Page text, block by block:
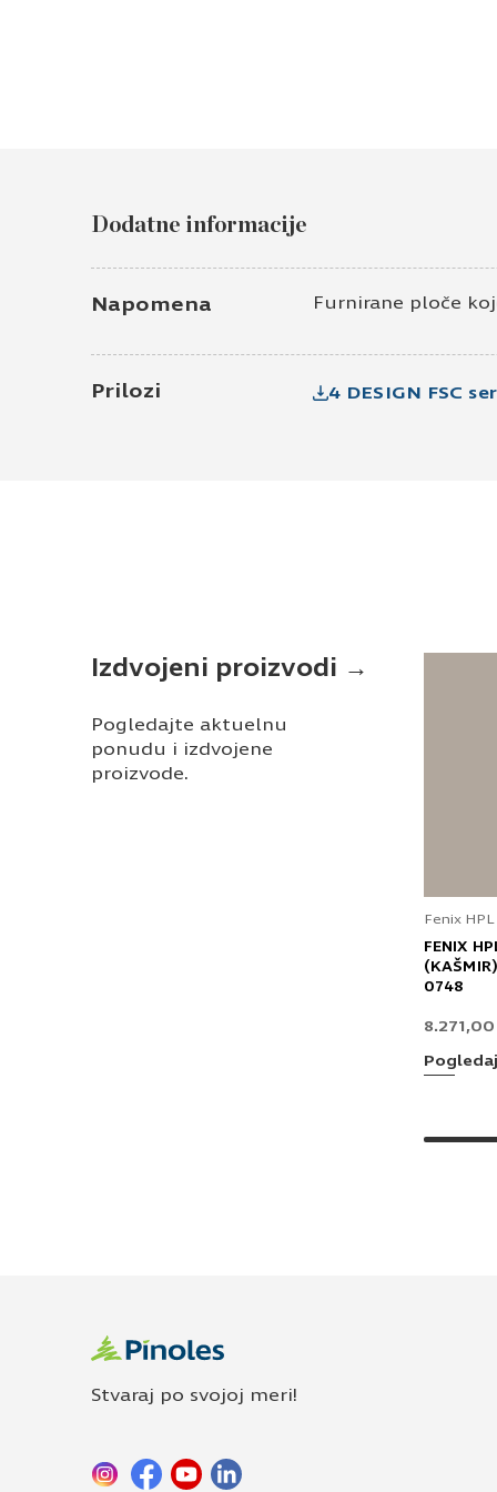
Dodatne informacije
Napomena Furnirane ploče
Prilozi 4 DESIGN FSC
Izdvojeni proizvodi →
Pogledajte aktuelnu
ponudu i izdvojene
proizvode.
Fenix HPL
FENIX
0748
8.271,00
Stvaraj po svojoj meri!